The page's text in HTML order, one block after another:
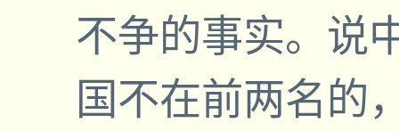
不争的事实。说
国不在前两名的